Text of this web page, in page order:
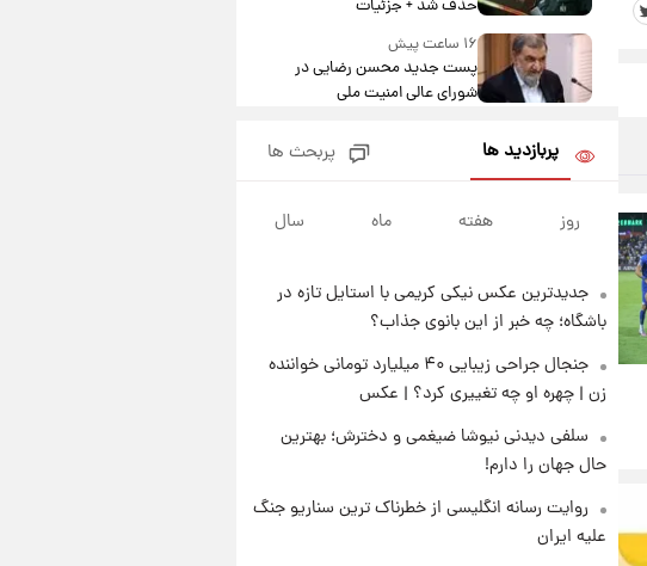
حذف شد + جزئیات
۱۶ ساعت پیش
پست جدید محسن رضایی در
شورای عالی امنیت ملی
آتش‌سوزی در لوناپارک شیراز؛
آخرین وضعیت خزندگان خطرناک
۲۱ ساعت پیش
۲۱ ساعت پیش
نخستین تصویر لیونل مسی بعد از
مرگ پدر+عکس و فیلم
۲۲ ساعت پیش
میثاقی با موی بازکات
پربازدید ها پربحث ها
روز هفته ماه سال
جدیدترین عکس نیکی کریمی با استایل تازه در
باشگاه؛ چه خبر از این بانوی جذاب؟
جنجال جراحی زیبایی ۴۰ میلیارد تومانی خواننده
زن | چهره او چه تغییری کرد؟ | عکس
سلفی دیدنی نیوشا ضیغمی و دخترش؛ بهترین
حال جهان را دارم!
روایت رسانه انگلیسی از خطرناک ترین سناریو جنگ
علیه ایران